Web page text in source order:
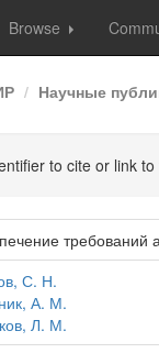
Browse
Научные
to cite or link to
требований
С. Н.
А. М.
Л. М.